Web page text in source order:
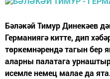
Бәләкәй Тимур Динекәев
Германиягә китте, дип
төркемнәрендә тагын бер
аларны палатага
исемле немец малае да